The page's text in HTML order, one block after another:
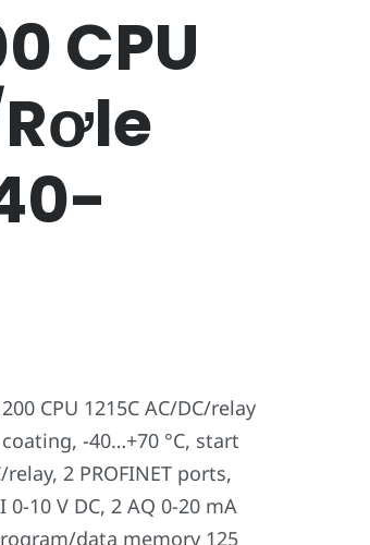
CPU
CPU 1215C AC/DC/relay
-40…+70 °C, start
2 PROFINET ports,
10 V DC, 2 AQ 0-20 mA
data memory 125